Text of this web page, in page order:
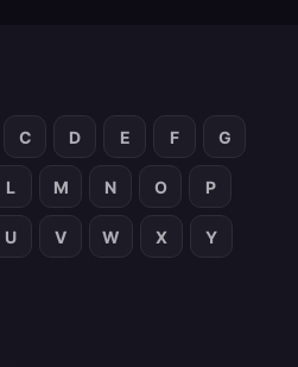
C D E F G
L M N O P
U V W X Y